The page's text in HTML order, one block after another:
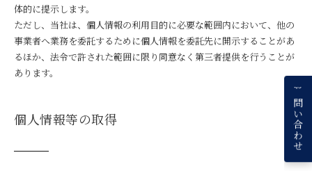
お問い合わせ
体的に提示します。
ただし、当社は、個人情報の利用目的に必要な範囲内において、他の
事業者へ業務を委託するために個人情報を委託先に開示することがあ
るほか、法令で許された範囲に限り同意なく第三者提供を行うことが
あります。
個人情報等の取得